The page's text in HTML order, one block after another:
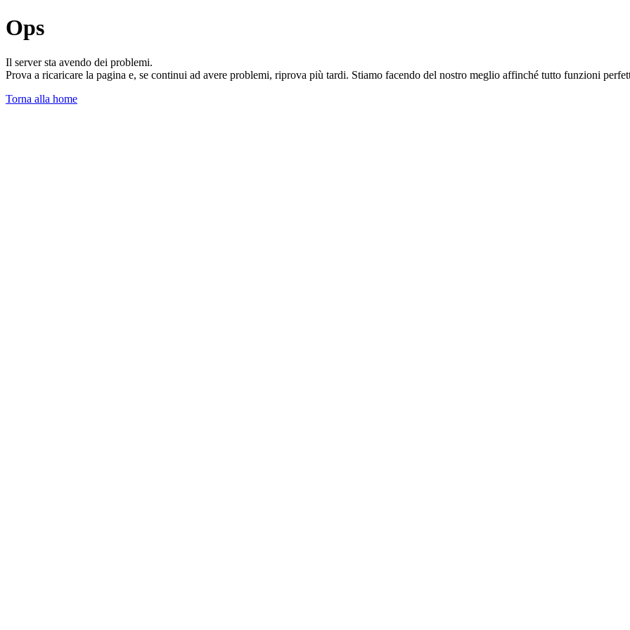
Ops
Il server sta avendo dei problemi.
Prova a ricaricare la pagina e, se continui ad avere problemi, riprova più tardi. Stiamo facendo del nostro meglio affinché tutto funzioni
Torna alla home